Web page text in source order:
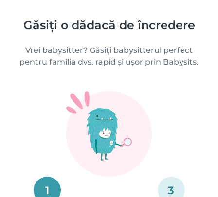
Găsiți o dădacă de încredere
Vrei babysitter? Găsiți babysitterul perfect
pentru familia dvs. rapid și ușor prin Babysits.
1 3